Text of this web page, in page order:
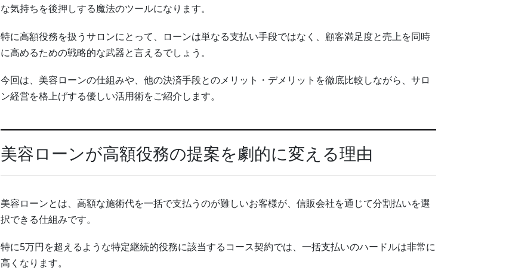
な気持ちを後押しする魔法のツールになります。
特に高額役務を扱うサロンにとって、ローンは単なる支払い手段ではなく、顧客満足度と売上を同時
に高めるための戦略的な武器と言えるでしょう。
今回は、美容ローンの仕組みや、他の決済手段とのメリット・デメリットを徹底比較しながら、サロ
ン経営を格上げする優しい活用術をご紹介します。
美容ローンが高額役務の提案を劇的に変える理由
美容ローンとは、高額な施術代を一括で支払うのが難しいお客様が、信販会社を通じて分割払いを選
択できる仕組みです。
特に5万円を超えるような特定継続的役務に該当するコース契約では、一括支払いのハードルは非常に
高くなります。